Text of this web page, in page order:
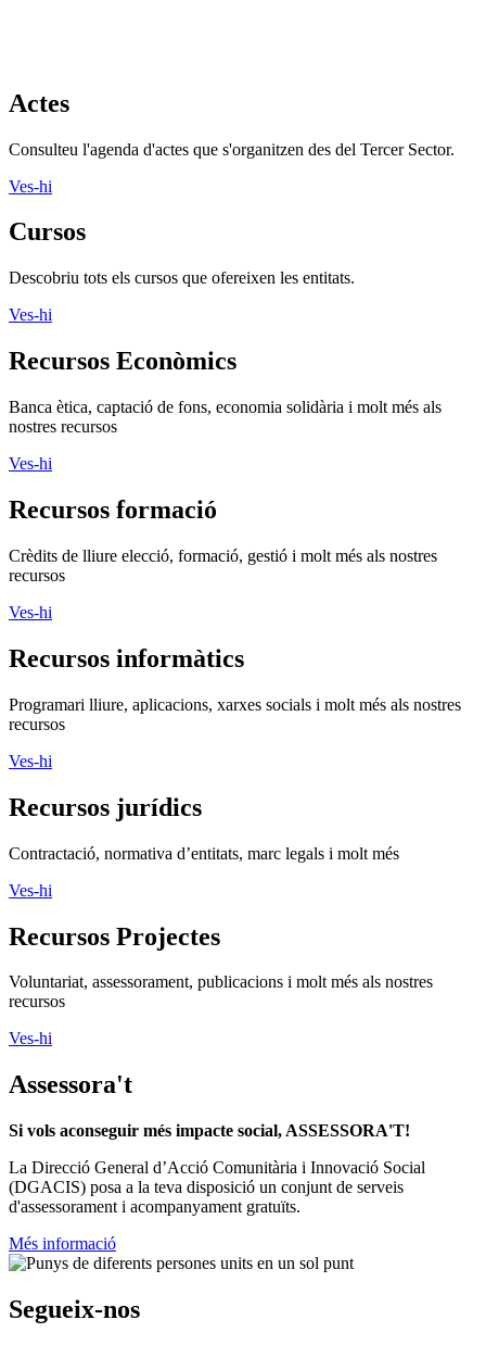
Actes
Consulteu l'agenda d'actes que s'organitzen des del Tercer Sector.
Ves-hi
Cursos
Descobriu tots els cursos que ofereixen les entitats.
Ves-hi
Recursos Econòmics
Banca ètica, captació de fons, economia solidària i molt més als
nostres recursos
Ves-hi
Recursos formació
Crèdits de lliure elecció, formació, gestió i molt més als nostres
recursos
Ves-hi
Recursos informàtics
Programari lliure, aplicacions, xarxes socials i molt més als nostres
recursos
Ves-hi
Recursos jurídics
Contractació, normativa d’entitats, marc legals i molt més
Ves-hi
Recursos Projectes
Voluntariat, assessorament, publicacions i molt més als nostres
recursos
Ves-hi
Assessora't
Si vols aconseguir més impacte social, ASSESSORA'T!
La Direcció General d’Acció Comunitària i Innovació Social
(DGACIS) posa a la teva disposició un conjunt de serveis
d'assessorament i acompanyament gratuïts.
Més informació
Segueix-nos